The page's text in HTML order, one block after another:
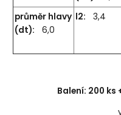
průměr hlavy
(dt): 6,0
l2: 3,4
Balení: 200 ks